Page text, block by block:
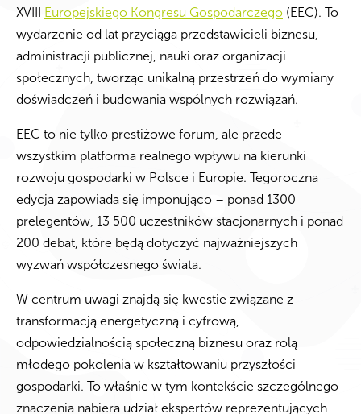
XVIII
Europejskiego Kongresu Gospodarczego (EEC). To
wydarzenie od lat przyciąga przedstawicieli biznesu,
administracji publicznej, nauki oraz organizacji
społecznych, tworząc unikalną przestrzeń do wymiany
doświadczeń i budowania wspólnych rozwiązań.
EEC to nie tylko prestiżowe forum, ale przede
wszystkim platforma realnego wpływu na kierunki
rozwoju gospodarki w Polsce i Europie. Tegoroczna
edycja zapowiada się imponująco – ponad 1300
prelegentów, 13 500 uczestników stacjonarnych i ponad
200 debat, które będą dotyczyć najważniejszych
wyzwań współczesnego świata.
W centrum uwagi znajdą się kwestie związane z
transformacją energetyczną i cyfrową,
odpowiedzialnością społeczną biznesu oraz rolą
młodego pokolenia w kształtowaniu przyszłości
gospodarki. To właśnie w tym kontekście szczególnego
znaczenia nabiera udział ekspertów reprezentujących